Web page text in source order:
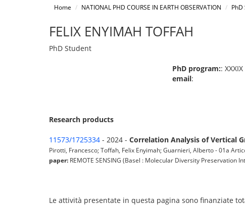
Home NATIONAL PHD COURSE IN EARTH OBSERVATION
FELIX ENYIMAH TOFFAH
PhD Student
PhD program:: XXXIX
email:
Research products
11573/1725334 - 2024 - Correlation Analysis of Vertical
Pirotti, Francesco; Toffah, Felix Enyimah; Guarnieri, Alberto - 01a
paper: REMOTE SENSING (Basel : Molecular Diversity Preservation
Le attività presentate in questa pagina sono finanziate